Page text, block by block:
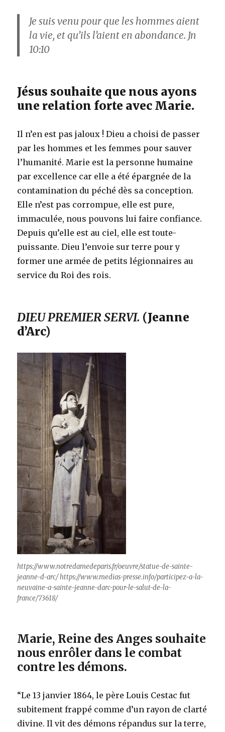
Je suis venu pour que les hommes aient
la vie, et qu’ils l’aient en abondance. Jn
10:10
Jésus souhaite que nous ayons
une relation forte avec Marie.
Il n’en est pas jaloux ! Dieu a choisi de passer
par les hommes et les femmes pour sauver
l’humanité. Marie est la personne humaine
par excellence car elle a été épargnée de la
contamination du péché dès sa conception.
Elle n’est pas corrompue, elle est pure,
immaculée, nous pouvons lui faire confiance.
Depuis qu’elle est au ciel, elle est toute-
puissante. Dieu l’envoie sur terre pour y
former une armée de petits légionnaires au
service du Roi des rois.
DIEU PREMIER SERVI. (Jeanne
d’Arc)
https://www.notredamedeparis.fr/oeuvre/statue-de-sainte-
jeanne-d-arc/ https://www.medias-presse.info/participez-a-la-
neuvaine-a-sainte-jeanne-darc-pour-le-salut-de-la-
france/73618/
Marie, Reine des Anges souhaite
nous enrôler dans le combat
contre les démons.
“Le 13 janvier 1864, le père Louis Cestac fut
subitement frappé comme d’un rayon de clarté
divine. Il vit des démons répandus sur la terre,